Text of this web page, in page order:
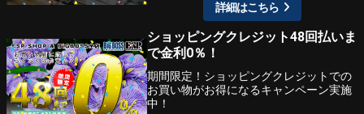
詳細はこちら
ショッピングクレジット48回払いま
で金利0％！
期間限定！ショッピングクレジットでの
お買い物がお得になるキャンペーン実施
中！